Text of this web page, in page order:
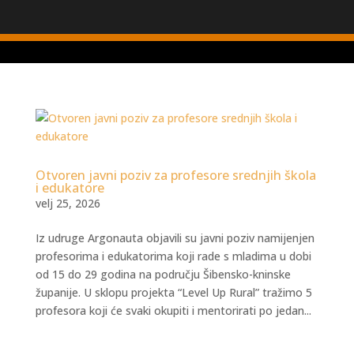
Otvoren javni poziv za profesore srednjih škola
i edukatore
velj 25, 2026
Iz udruge Argonauta objavili su javni poziv namijenjen
profesorima i edukatorima koji rade s mladima u dobi
od 15 do 29 godina na području Šibensko-kninske
županije. U sklopu projekta “Level Up Rural” tražimo 5
profesora koji će svaki okupiti i mentorirati po jedan...